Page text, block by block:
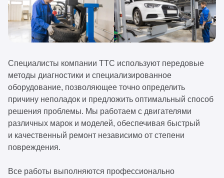
Специалисты компании ТТС используют передовые
методы диагностики и специализированное
оборудование, позволяющее точно определить
причину неполадок и предложить оптимальный способ
решения проблемы. Мы работаем с двигателями
различных марок и моделей, обеспечивая быстрый
и качественный ремонт независимо от степени
повреждения.
Все работы выполняются профессионально